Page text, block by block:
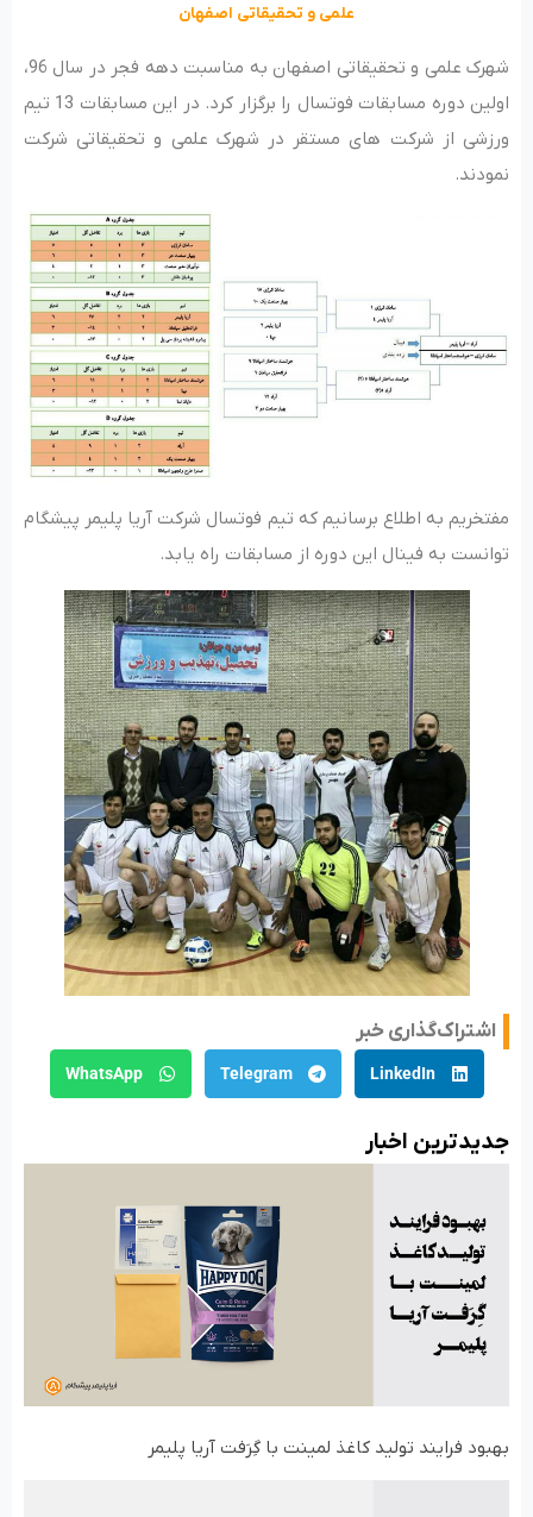
علمی و تحقیقاتی اصفهان
شهرک علمی و تحقیقاتی اصفهان به مناسبت دهه فجر در سال 96،
اولین دوره مسابقات فوتسال را برگزار کرد. در این مسابقات 13 تیم
ورزشی از شرکت های مستقر در شهرک علمی و تحقیقاتی شرکت
نمودند.
مفتخریم به اطلاع برسانیم که تیم فوتسال شرکت آریا پلیمر پیشگام
توانست به فینال این دوره از مسابقات راه یابد.
اشتراک‌گذاری خبر
LinkedIn
Telegram
WhatsApp
جدید‌ترین اخبار
بهبود فرایند تولید کاغذ لمینت با گِرَفت آریا پلیمر